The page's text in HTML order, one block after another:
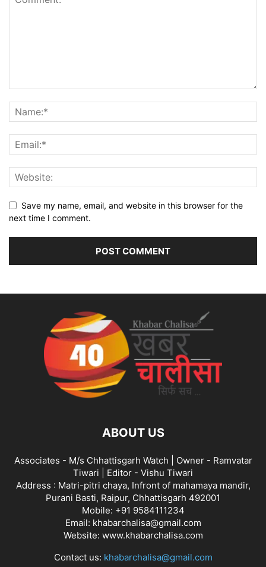
Save my name, email, and website in this browser for the
next time I comment.
ABOUT US
Associates - M/s Chhattisgarh Watch | Owner - Ramvatar
Tiwari | Editor - Vishu Tiwari
Address : Matri-pitri chaya, Infront of mahamaya mandir,
Purani Basti, Raipur, Chhattisgarh 492001
Mobile: +91 9584111234
Email: khabarchalisa@gmail.com
Website: www.khabarchalisa.com
Contact us: khabarchalisa@gmail.com